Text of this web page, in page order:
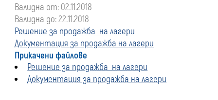
Валидна от: 02.11.2018
Валидна до: 22.11.2018
Решение за продажба на лагери
Документация за продажба на лагери
Прикачени файлове
Решение за продажба на лагери
Документация за продажба на лагери